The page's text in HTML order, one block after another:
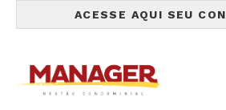
ACESSE AQUI SEU